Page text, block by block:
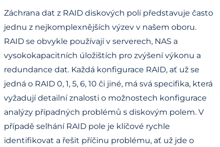
Záchrana dat z RAID diskových polí představuje často
jednu z nejkomplexnějších výzev v našem oboru.
RAID se obvykle používají v serverech, NAS a
vysokokapacitních úložištích pro zvýšení výkonu a
redundance dat. Každá konfigurace RAID, ať už se
jedná o RAID 0, 1, 5, 6, 10 či jiné, má svá specifika, která
vyžadují detailní znalosti o možnostech konfigurace
analýzy případných problémů s diskovým polem. V
případě selhání RAID pole je klíčové rychle
identifikovat a řešit příčinu problému, ať už jde o